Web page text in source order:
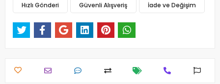
Hızlı Gönderi Güvenli Alışveriş İade ve Değişim